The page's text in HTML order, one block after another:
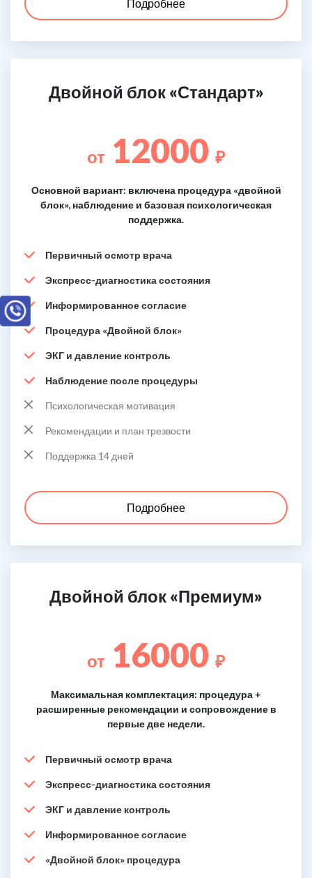
Подробнее
Двойной блок «Стандарт»
от 12000 ₽
Основной вариант: включена процедура «двойной
блок», наблюдение и базовая психологическая
поддержка.
Первичный осмотр врача
Экспресс-диагностика состояния
Информированное согласие
Процедура «Двойной блок»
ЭКГ и давление контроль
Наблюдение после процедуры
Психологическая мотивация
Рекомендации и план трезвости
Поддержка 14 дней
Подробнее
Двойной блок «Премиум»
от 16000 ₽
Максимальная комплектация: процедура +
расширенные рекомендации и сопровождение в
первые две недели.
Первичный осмотр врача
Экспресс-диагностика состояния
ЭКГ и давление контроль
Информированное согласие
«Двойной блок» процедура